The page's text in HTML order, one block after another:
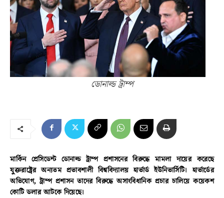
ডোনাল্ড ট্রাম্প
মার্কিন প্রেসিডেন্ট ডোনাল্ড ট্রাম্প প্রশাসনের বিরুদ্ধে মামলা দায়ের করেছে
যুক্তরাষ্ট্রের অন্যতম প্রভাবশালী বিশ্ববিদ্যালয় হার্ভার্ড ইউনিভার্সিটি। হার্ভার্ডের
অভিযোগ, ট্রাম্প প্রশাসন তাদের বিরুদ্ধে অসাংবিধানিক প্রচার চালিয়ে কয়েকশ
কোটি ডলার আটকে দিয়েছে।